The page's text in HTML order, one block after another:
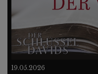
19.05.2026